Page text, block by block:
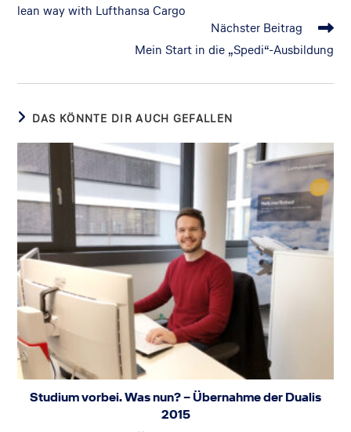
lean way with Lufthansa Cargo
Nächster Beitrag
Mein Start in die „Spedi“-Ausbildung
DAS KÖNNTE DIR AUCH GEFALLEN
Studium vorbei. Was nun? – Übernahme der Dualis
2015